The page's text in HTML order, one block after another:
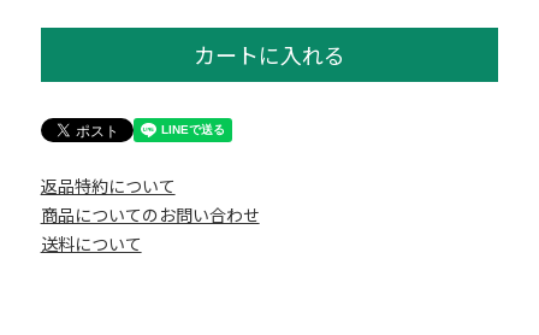
カートに入れる
返品特約について
商品についてのお問い合わせ
送料について